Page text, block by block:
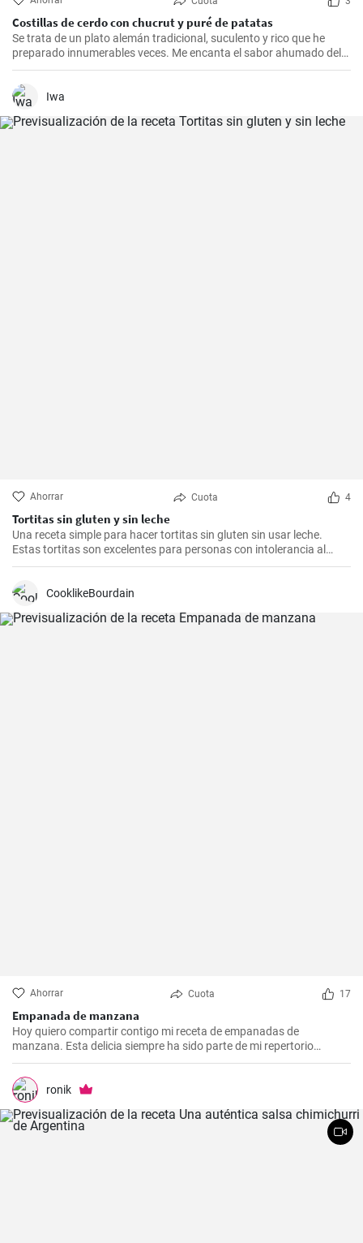
Costillas de cerdo con chucrut y puré de patatas
Se trata de un plato alemán tradicional, suculento y rico que he
preparado innumerables veces. Me encanta el sabor ahumado del
Kassler combinado con el chucrut ácido y el cremoso puré de
patatas. Esta receta es ideal para ocasiones especiales y también
es un delicioso plato reconfortante en los días más fríos.
Iwa
Ahorrar Cuota 4
Tortitas sin gluten y sin leche
Una receta simple para hacer tortitas sin gluten sin usar leche.
Estas tortitas son excelentes para personas con intolerancia al
gluten o la lactosa.
CooklikeBourdain
Ahorrar Cuota 17
Empanada de manzana
Hoy quiero compartir contigo mi receta de empanadas de
manzana. Esta delicia siempre ha sido parte de mi repertorio
culinario. Me gusta hacerlas en epocas de frio para endulzar el
paladar y demostrar que no sólo las empanadas saladas pueden
hacerte feliz. Es un postre que nunca falla en las reuniones
familiares y siempre impresiona a los invitados. Espero que la
disfrutes tanto como yo.
ronik